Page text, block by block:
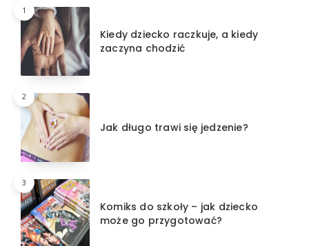
1
Kiedy dziecko raczkuje, a kiedy
zaczyna chodzić
2
Jak długo trawi się jedzenie?
3
Komiks do szkoły – jak dziecko
może go przygotować?